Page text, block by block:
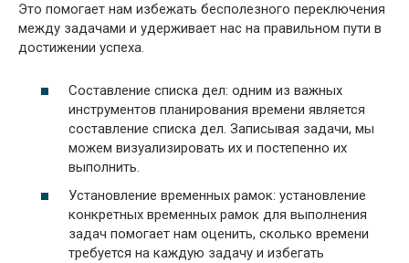
Это помогает нам избежать бесполезного переключения
между задачами и удерживает нас на правильном пути в
достижении успеха.
Составление списка дел: одним из важных
инструментов планирования времени является
составление списка дел. Записывая задачи, мы
можем визуализировать их и постепенно их
выполнить.
Установление временных рамок: установление
конкретных временных рамок для выполнения
задач помогает нам оценить, сколько времени
требуется на каждую задачу и избегать